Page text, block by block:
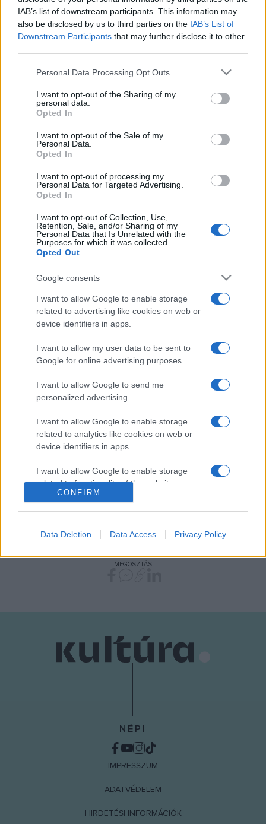
IAB’s list of downstream participants. This information may
also be disclosed by us to third parties on the IAB’s List of
Downstream Participants that may further disclose it to other
Please note that this website/app uses one or more Google
not limited to your visit or usage behaviour. You may click to
grant or deny consent to Google and its third-party tags to
use your data for below specified purposes in below Google
consent section.
Personal Data Processing Opt Outs
I want to opt-out of the Sharing of my
personal data.
Opted In
I want to opt-out of the Sale of my
Personal Data.
Opted In
I want to opt-out of processing my
Personal Data for Targeted Advertising.
Opted In
I want to opt-out of Collection, Use,
Retention, Sale, and/or Sharing of my
Personal Data that Is Unrelated with the
Purposes for which it was collected.
Opted Out
Google consents
I want to allow Google to enable storage
related to advertising like cookies on web or
device identifiers in apps.
I want to allow my user data to be sent to
Google for online advertising purposes.
I want to allow Google to send me
personalized advertising.
I want to allow Google to enable storage
related to analytics like cookies on web or
device identifiers in apps.
I want to allow Google to enable storage
related to functionality of the website or app.
related to security, including authentication
functionality and fraud prevention, and other
CONFIRM
Data Deletion Data Access Privacy Policy
Zinc, amely tavaly a Szigeten nagy sikert aratott, valamint
az utcazenekarként indult, népszerű fesztiválcsapattá
fejlődött olaszMau Mau együttes.
A ZENE ÜNNEPE
Mára több mint száz országban rendeznek programokat
június 21-én. Európában a kezdeményezés egyesületi
formát öltött: a Zene Európai Ünnepe egyesülete szervezők
és intézmények hálózatát fogja össze, 1995 óta a köz- és
szervezik a programokat. A Zene Európai Ünnepének
chartáját 1997-ben 12 európai ország 16 városa írta alá
Budapesten. A charta szerint ez az esemény az élő zene
szabadtéri, ingyenes ünnepe.
A Dunakorzón délután térzene köszönti az érdeklődőket a
kerületi Szomory Dezső téren a
pénteken rendezik a Margitszigeti Szabadtéri Színpadon a
XII. Duna Karnevál gáláját. Jövő szombaton Hídünnep lesz a
felvonulás ezen a napon délután három órakor indul a Clark
A Kodály jubileumi év alkalmából az Etnofon Records és a
Néprajzi Múzeum közösen, a zene ünnepén jelenteti meg
Kiss Ferenc Pávaénekcímű művének koncertfelvételét
DVD-n. Ugyanezen a napon lát napvilágot a másik Etnofon
újdonság, aVilágzene Magyarországon
kiadvány. A 4 lemezből álló gyűjtemény a magyarországi
világzene történetét tekinti át a műfaj legrangosabb
előadóinak felvételeivel a tradicionális népzenétől az
MEGOSZTÁS
NÉPI
IMPRESSZUM
ADATVÉDELEM
HIRDETÉSI INFORMÁCIÓK